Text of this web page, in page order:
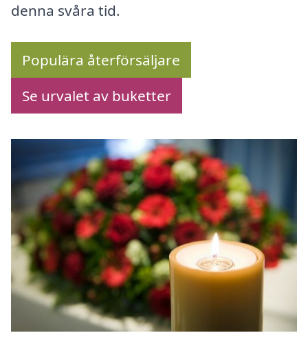
denna svåra tid.
Populära återförsäljare
Se urvalet av buketter